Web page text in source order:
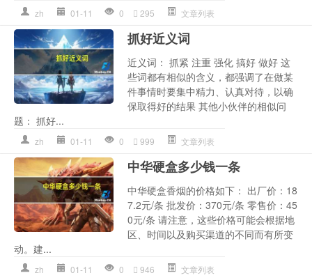
zh 01-11 0 295 文章列表
抓好近义词
近义词： 抓紧 注重 强化 搞好 做好 这
些词都有相似的含义，都强调了在做某
件事情时要集中精力、认真对待，以确
保取得好的结果 其他小伙伴的相似问
题： 抓好...
zh 01-11 0 999 文章列表
中华硬盒多少钱一条
中华硬盒香烟的价格如下： 出厂价：18
7.2元/条 批发价：370元/条 零售价：45
0元/条 请注意，这些价格可能会根据地
区、时间以及购买渠道的不同而有所变
动。建...
zh 01-11 0 946 文章列表